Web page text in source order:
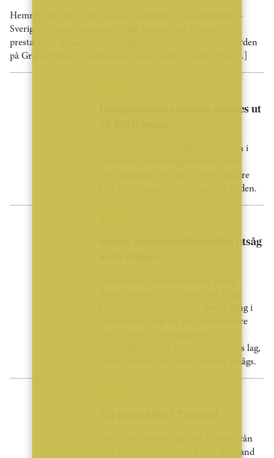
Hemnet bjöd in till den sjunde upplagan av Guldhemmet –
Sveriges största bostadsgala – där branschens främsta
prestationer prisades. Inför drygt 330 gäster i Vinterträdgården
på Grand Hôtel var stämningen hög under en kväll fylld [...]
Fastighetsbyrån awards delades ut
1400 medarbetare fyllde Avicii arena i
prisutdelning och galej. Årets mäklare
blev än en gång Peter Ledin från Boden.
Svensk Fastighetsförmedling utsåg
Årets vinnare 2025 under den årliga
kickoffen för hela kedjan, denna gång i
Stockholm. Ungefär 900 medarbetare
i huvudstaden när bland annat Årets lag,
ledare, rookie och bästa mäklare utsågs.
Över 350 anställda på Erik Olsson från
hela landet samlades på Hotel Tylösand